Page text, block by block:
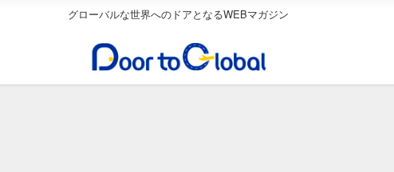
グローバルな世界へのドアとなるWEBマガジン